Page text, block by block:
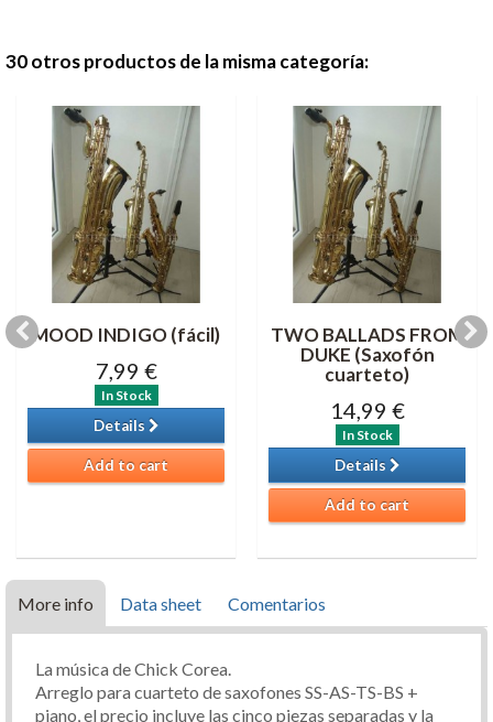
30 otros productos de la misma categoría:
MOOD INDIGO (fácil)
7,99 €
In Stock
Details
Add to cart
TWO BALLADS FROM
DUKE (Saxofón
cuarteto)
14,99 €
In Stock
Details
Add to cart
More info Data sheet Comentarios
La música de Chick Corea.
Arreglo para cuarteto de saxofones SS-AS-TS-BS +
piano, el precio incluye las cinco piezas separadas y la